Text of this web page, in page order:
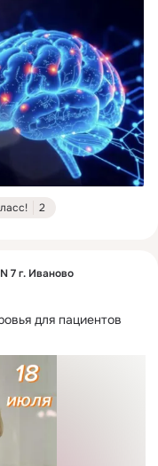
2
7 г. Иваново
для пациентов